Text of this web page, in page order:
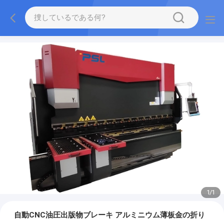
1/1
自動CNC油圧出版物ブレーキ アルミニウム薄板金の折り